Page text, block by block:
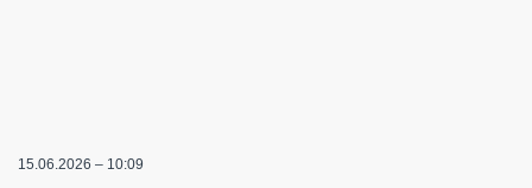
15.06.2026 – 10:09